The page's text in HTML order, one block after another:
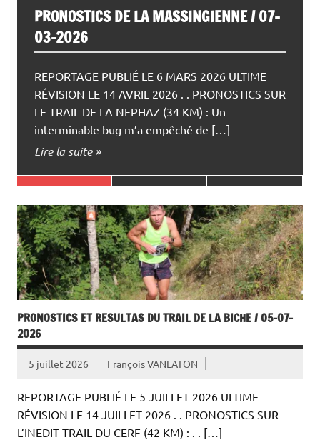
PRONOSTICS DE LA MASSINGIENNE / 07-
03-2026
REPORTAGE PUBLIÉ LE 6 MARS 2026 ULTIME
RÉVISION LE 14 AVRIL 2026 . . PRONOSTICS SUR
LE TRAIL DE LA NEPHAZ (34 KM) : Un
interminable bug m’a empêché de […]
Lire la suite »
PRONOSTICS ET RESULTAS DU TRAIL DE LA BICHE / 05-07-
2026
5 juillet 2026 François VANLATON
REPORTAGE PUBLIÉ LE 5 JUILLET 2026 ULTIME
RÉVISION LE 14 JUILLET 2026 . . PRONOSTICS SUR
L’INEDIT TRAIL DU CERF (42 KM) : . . […]